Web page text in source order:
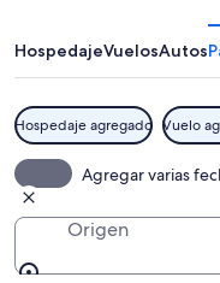
HospedajeVuelosAutos
Hospedaje agregado Vuelo
Agregar varias
Origen